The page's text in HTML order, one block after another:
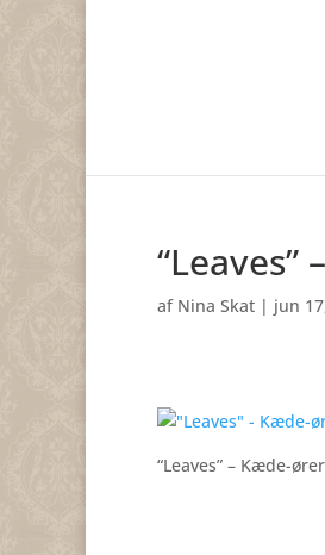
af Nina Skat | jun
“Leaves” – Kæde-